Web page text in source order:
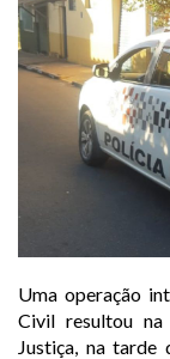
Uma operação
Civil resultou
Justiça, na